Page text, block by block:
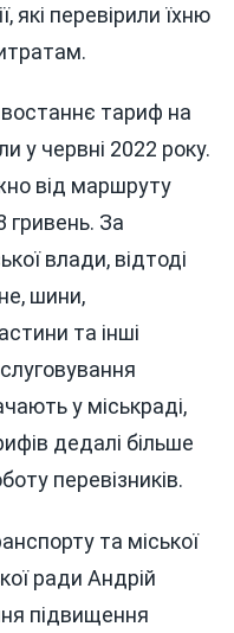
які перевірили їхню
тариф на
у червні 2022 року.
від маршруту
гривень. За
влади, відтоді
шини,
та інші
у міськраді,
дедалі більше
перевізників.
та міської
ради Андрій
підвищення